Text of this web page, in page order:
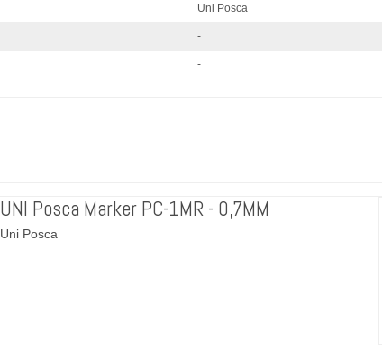
Uni Posca
-
-
UNI Posca Marker PC-1MR - 0,7MM
Uni Posca